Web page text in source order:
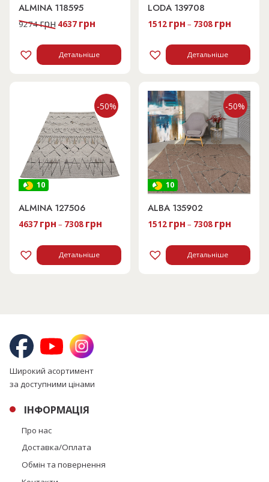
ALMINA 118595
9274грн Оригінальна
ціна:
4637 грн
Детальніше
LODA 139708
1512 грн – 7308 грн
Детальніше
10
-50%
ALMINA 127506
4637 грн – 7308 грн
Детальніше
10
-50%
ALBA 135902
1512 грн – 7308 грн
Детальніше
Широкий асортимент
за доступними цінами
ІНФОРМАЦІЯ
Про нас
Доставка/Оплата
Обмін та повернення